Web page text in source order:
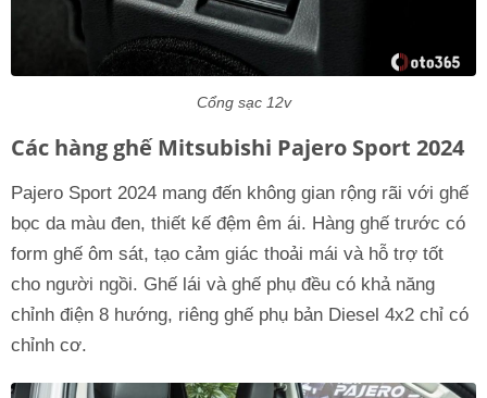
Cổng sạc 12v
Các hàng ghế Mitsubishi Pajero Sport 2024
Pajero Sport 2024 mang đến không gian rộng rãi với ghế
bọc da màu đen, thiết kế đệm êm ái. Hàng ghế trước có
form ghế ôm sát, tạo cảm giác thoải mái và hỗ trợ tốt
cho người ngồi. Ghế lái và ghế phụ đều có khả năng
chỉnh điện 8 hướng, riêng ghế phụ bản Diesel 4x2 chỉ có
chỉnh cơ.